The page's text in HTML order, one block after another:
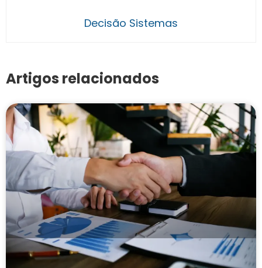
Decisão Sistemas
Artigos relacionados
Cedente e sacado: o que são, diferenças e